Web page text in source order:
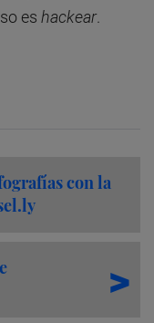
es hackear.
con la